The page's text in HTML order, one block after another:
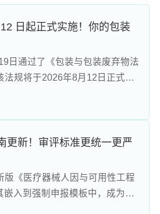
日起正式实施！你的包装
日通过了《包装与包装废弃物法
法规将于2026年8月12日正式实
命周期的环境管控。PPWR覆
包装过度化以及全面落实延伸生
于医疗器械行业，PPWR设置
医械产品的特殊需求，部分高风
宽限。
更新！审评标准更统一更严
版《医疗器械人因与可用性工程
嵌入到强制申报模板中，成为合
发布于2016年，并在2026年8